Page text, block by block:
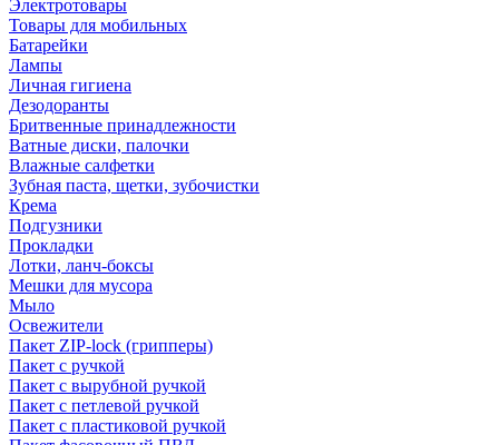
Электротовары
Товары для мобильных
Батарейки
Лампы
Личная гигиена
Дезодоранты
Бритвенные принадлежности
Ватные диски, палочки
Влажные салфетки
Зубная паста, щетки, зубочистки
Крема
Подгузники
Прокладки
Лотки, ланч-боксы
Мешки для мусора
Мыло
Освежители
Пакет ZIP-lock (грипперы)
Пакет с ручкой
Пакет с вырубной ручкой
Пакет с петлевой ручкой
Пакет с пластиковой ручкой